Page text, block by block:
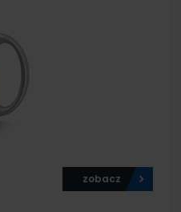
zobacz